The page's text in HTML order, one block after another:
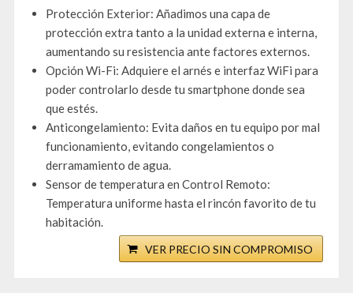
Protección Exterior: Añadimos una capa de
protección extra tanto a la unidad externa e interna,
aumentando su resistencia ante factores externos.
Opción Wi-Fi: Adquiere el arnés e interfaz WiFi para
poder controlarlo desde tu smartphone donde sea
que estés.
Anticongelamiento: Evita daños en tu equipo por mal
funcionamiento, evitando congelamientos o
derramamiento de agua.
Sensor de temperatura en Control Remoto:
Temperatura uniforme hasta el rincón favorito de tu
habitación.
VER PRECIO SIN COMPROMISO